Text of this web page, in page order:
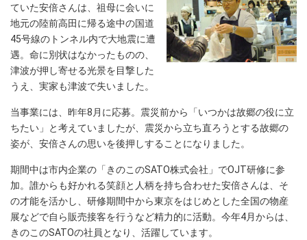
ていた安倍さんは、祖母に会いに
地元の陸前高田に帰る途中の国道
45号線のトンネル内で大地震に遭
遇。命に別状はなかったものの、
津波が押し寄せる光景を目撃した
うえ、実家も津波で失いました。
当事業には、昨年8月に応募。震災前から「いつかは故郷の役に立
ちたい」と考えていましたが、震災から立ち直ろうとする故郷の
姿が、安倍さんの思いを後押しすることになりました。
期間中は市内企業の「きのこのSATO株式会社」でOJT研修に参
加。誰からも好かれる笑顔と人柄を持ち合わせた安倍さんは、そ
の才能を活かし、研修期間中から東京をはじめとした全国の物産
展などで自ら販売接客を行うなど精力的に活動。今年4月からは、
きのこのSATOの社員となり、活躍しています。